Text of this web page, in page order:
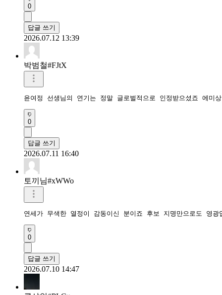
0
답글 쓰기
2026.07.12 13:39
박범철#FJtX
윤여정 선생님의 연기는 정말 글로벌적으로 인정받으셨죠 에미
0
답글 쓰기
2026.07.11 16:40
토끼님#xWWo
연세가 무색한 열정이 감동이신 분이죠 후보 지명만으로도 영
0
답글 쓰기
2026.07.10 14:47